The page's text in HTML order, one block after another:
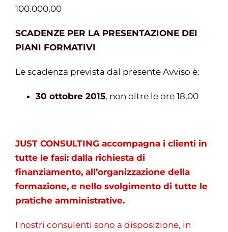
100.000,00
SCADENZE PER LA PRESENTAZIONE DEI
PIANI FORMATIVI
Le scadenza prevista dal presente Avviso è:
30 ottobre 2015, non oltre le ore 18,00
JUST CONSULTING accompagna i clienti in
tutte le fasi: dalla richiesta di
finanziamento, all’organizzazione della
formazione, e nello svolgimento di tutte le
pratiche amministrative.
I nostri consulenti sono a disposizione, in